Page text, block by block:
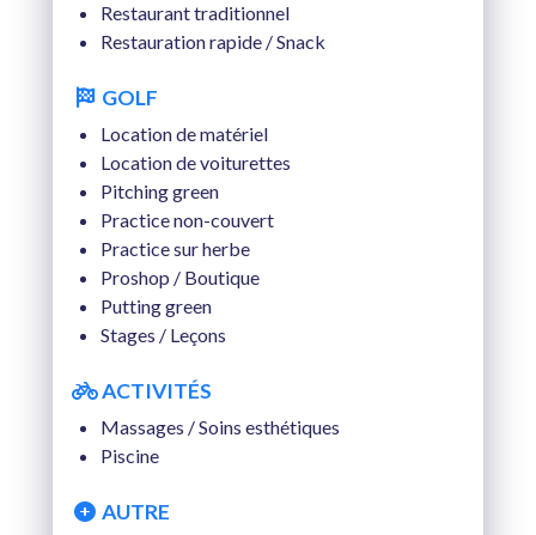
Restaurant traditionnel
Restauration rapide / Snack
GOLF
Location de matériel
Location de voiturettes
Pitching green
Practice non-couvert
Practice sur herbe
Proshop / Boutique
Putting green
Stages / Leçons
ACTIVITÉS
Massages / Soins esthétiques
Piscine
AUTRE